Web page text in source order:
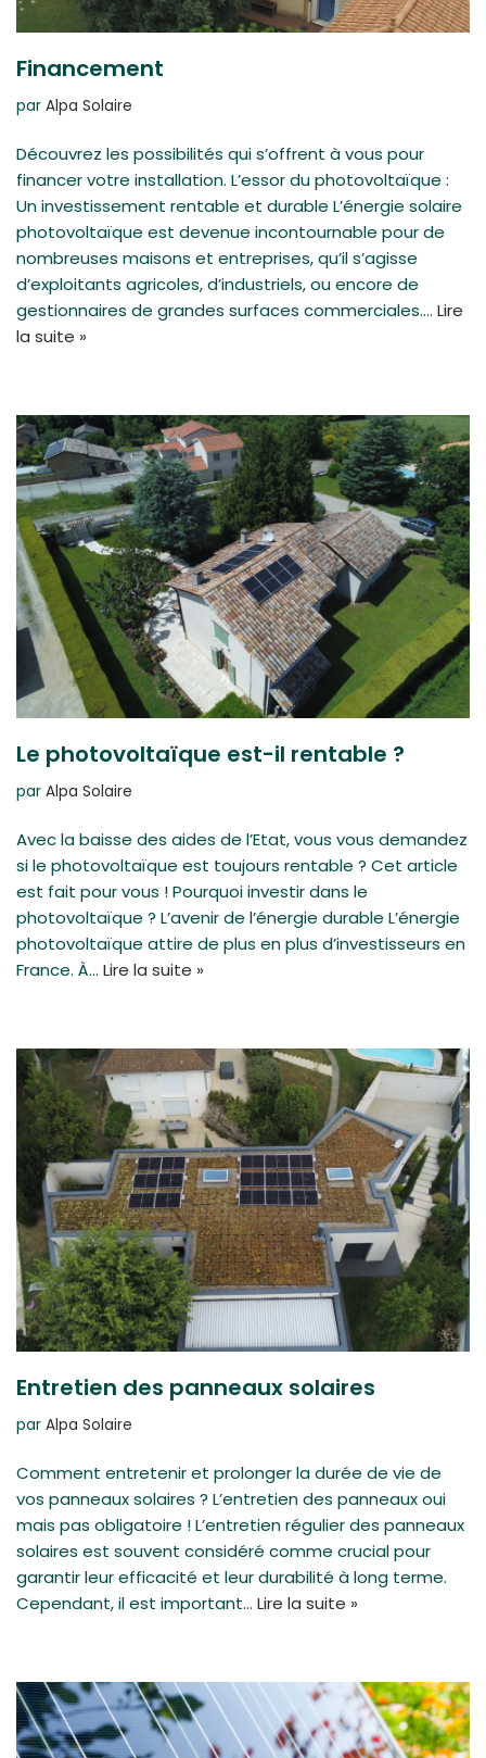
Financement
par Alpa Solaire
Découvrez les possibilités qui s’offrent à vous pour
financer votre installation. L’essor du photovoltaïque :
Un investissement rentable et durable L’énergie solaire
photovoltaïque est devenue incontournable pour de
nombreuses maisons et entreprises, qu’il s’agisse
d’exploitants agricoles, d’industriels, ou encore de
gestionnaires de grandes surfaces commerciales.… Lire
la suite »
Le photovoltaïque est-il rentable ?
par Alpa Solaire
Avec la baisse des aides de l’Etat, vous vous demandez
si le photovoltaïque est toujours rentable ? Cet article
est fait pour vous ! Pourquoi investir dans le
photovoltaïque ? L’avenir de l’énergie durable L’énergie
photovoltaïque attire de plus en plus d’investisseurs en
France. À… Lire la suite »
Entretien des panneaux solaires
par Alpa Solaire
Comment entretenir et prolonger la durée de vie de
vos panneaux solaires ? L’entretien des panneaux oui
mais pas obligatoire ! L’entretien régulier des panneaux
solaires est souvent considéré comme crucial pour
garantir leur efficacité et leur durabilité à long terme.
Cependant, il est important… Lire la suite »